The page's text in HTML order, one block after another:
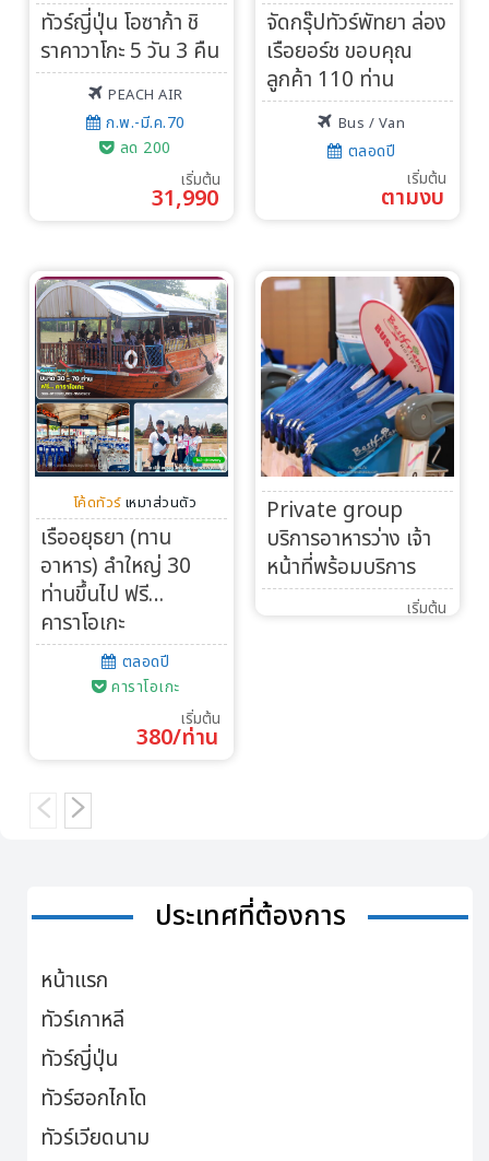
ทัวร์ญี่ปุ่น โอซาก้า ชิ
ราคาวาโกะ 5 วัน 3 คืน
PEACH AIR
ก.พ.-มี.ค.70
ลด 200
เริ่มต้น
31,990
จัดกรุ๊ปทัวร์พัทยา ล่อง
เรือยอร์ช ขอบคุณ
ลูกค้า 110 ท่าน
Bus / Van
ตลอดปี
เริ่มต้น
ตามงบ
โค้ดทัวร์ เหมาส่วนตัว
เรืออยุธยา (ทาน
อาหาร) ลำใหญ่ 30
ท่านขึ้นไป ฟรี…
คาราโอเกะ
ตลอดปี
คาราโอเกะ
เริ่มต้น
380/ท่าน
Private group
บริการอาหารว่าง เจ้า
หน้าที่พร้อมบริการ
เริ่มต้น
ประเทศที่ต้องการ
หน้าแรก
ทัวร์เกาหลี
ทัวร์ญี่ปุ่น
ทัวร์ฮอกไกโด
ทัวร์เวียดนาม